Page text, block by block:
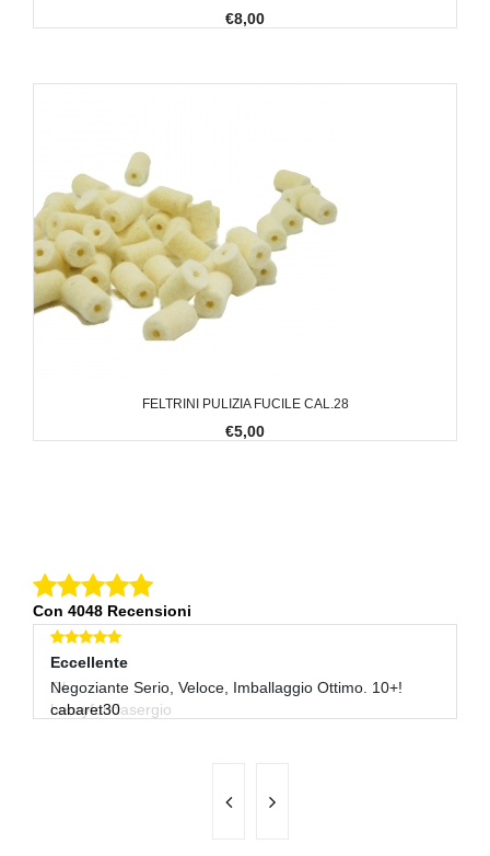
€8,00
FELTRINI PULIZIA FUCILE CAL.28
€5,00
Con 4048 Recensioni
Eccellente
Ok
henryfondasergio
Eccellente
Negoziante Serio, Veloce, Imballaggio Ottimo. 10+!
cabaret30